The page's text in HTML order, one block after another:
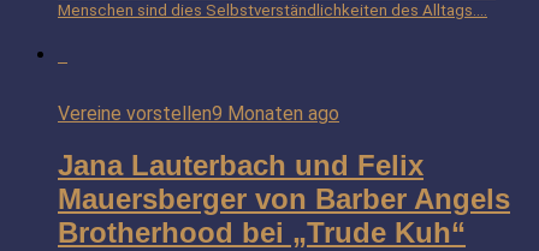
Menschen sind dies Selbstverständlichkeiten des Alltags....
Vereine vorstellen9 Monaten ago
Jana Lauterbach und Felix
Mauersberger von Barber Angels
Brotherhood bei „Trude Kuh“